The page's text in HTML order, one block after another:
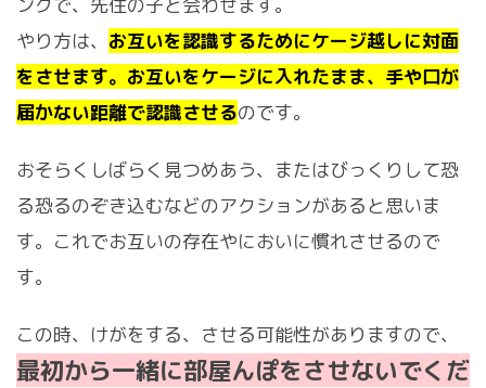
やり方は、 お互いを認識するためにケージ越しに対面
をさせます。お互いをケージに入れたまま、手や口が
届かない距離で認識させるのです。
おそらくしばらく見つめあう、またはびっくりして恐
る恐るのぞき込むなどのアクションがあると思いま
す。これでお互いの存在やにおいに慣れさせるので
す。
この時、けがをする、させる可能性がありますので、
最初から一緒に部屋んぽをさせないでくだ